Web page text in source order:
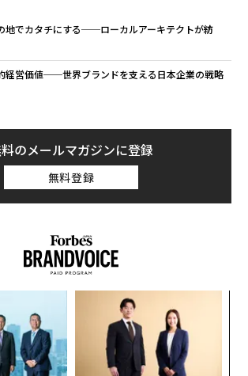
地でカタチにする──ローカルアーキテクトが紡
経営価値──世界ブランドを支える日本企業の戦略
のメールマガジンに登録
無料登録